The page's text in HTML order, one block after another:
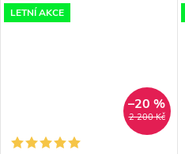
LETNÍ AKCE
2 200 Kč
–20 %